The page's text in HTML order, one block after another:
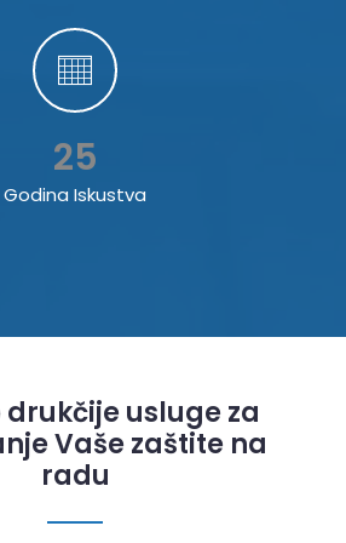
25
Godina Iskustva
usluge za
Vaše zaštite na
radu